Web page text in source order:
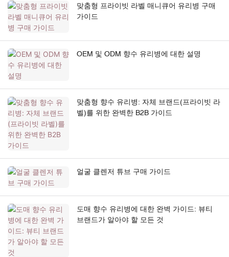
맞춤형 프라이빗 라벨 매니큐어 유리병 구매
가이드
OEM 및 ODM 향수 유리병에 대한 설명
맞춤형 향수 유리병: 자체 브랜드(프라이빗 라
벨)를 위한 완벽한 B2B 가이드
얼굴 클렌저 튜브 구매 가이드
도매 향수 유리병에 대한 완벽 가이드: 뷰티
브랜드가 알아야 할 모든 것